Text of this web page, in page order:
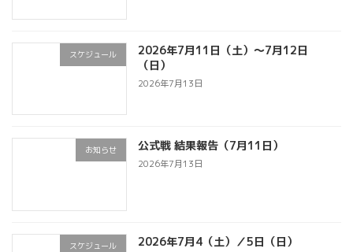
スケジュール
2026年7月11日（土）～7月12日
（日）
2026年7月13日
お知らせ 公式戦 結果報告（7月11日）
2026年7月13日
スケジュール 2026年7月4（土）／5日（日）